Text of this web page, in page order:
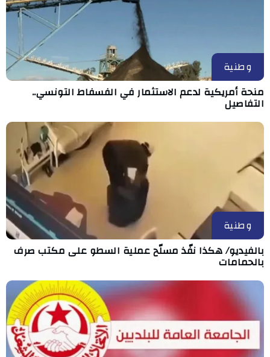
وطنية
منحة أمريكية لدعم الاستثمار في الفسفاط التونسي..
التفاصيل
وطنية
بالفيديو/ هكذا نفّذ مسلّح عملية السطو على مكتب صرف
بالحمامات